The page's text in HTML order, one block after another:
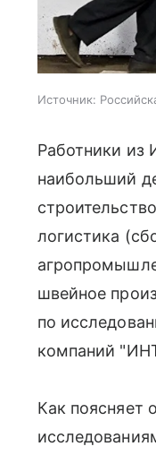
Источник:
Работники из
наибольший
логистика
швейное
по
компаний
Как поясняет